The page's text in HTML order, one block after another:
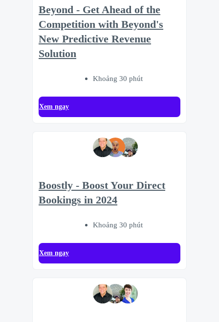
Beyond - Get Ahead of the
Competition with Beyond's
New Predictive Revenue
Solution
Khoảng 30 phút
Xem ngay
Boostly - Boost Your Direct
Bookings in 2024
Khoảng 30 phút
Xem ngay